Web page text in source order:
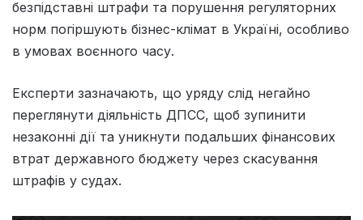
безпідставні штрафи та порушення регуляторних
норм погіршують бізнес-клімат в Україні, особливо
в умовах воєнного часу.
Експерти зазначають, що уряду слід негайно
переглянути діяльність ДПСС, щоб зупинити
незаконні дії та уникнути подальших фінансових
втрат державного бюджету через скасування
штрафів у судах.